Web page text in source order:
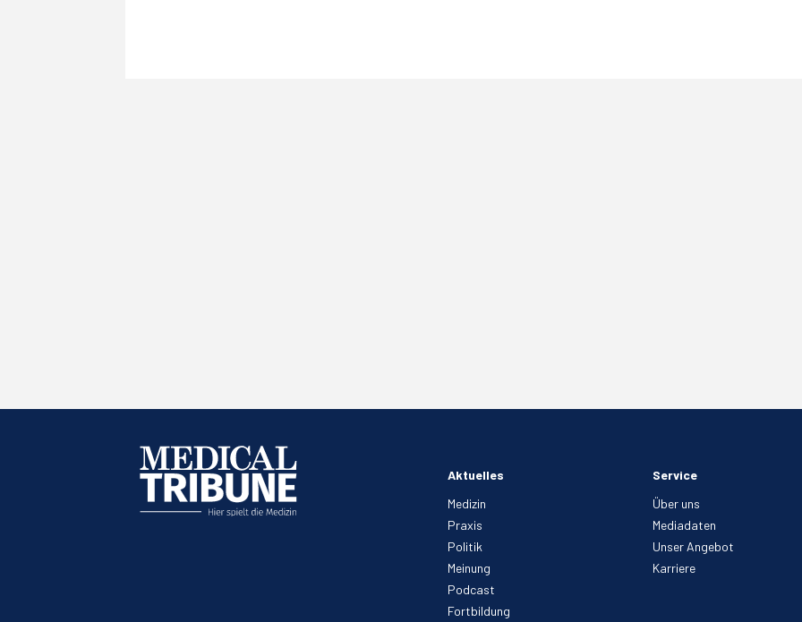
Aktuelles
Medizin
Praxis
Politik
Meinung
Podcast
Fortbildung
Service
Über uns
Mediadaten
Unser Angebot
Karriere